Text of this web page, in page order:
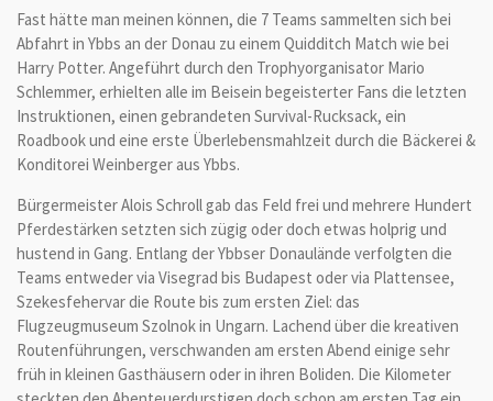
Fast hätte man meinen können, die 7 Teams sammelten sich bei
Abfahrt in Ybbs an der Donau zu einem Quidditch Match wie bei
Harry Potter. Angeführt durch den Trophyorganisator Mario
Schlemmer, erhielten alle im Beisein begeisterter Fans die letzten
Instruktionen, einen gebrandeten Survival-Rucksack, ein
Roadbook und eine erste Überlebensmahlzeit durch die Bäckerei &
Konditorei Weinberger aus Ybbs.
Bürgermeister Alois Schroll gab das Feld frei und mehrere Hundert
Pferdestärken setzten sich zügig oder doch etwas holprig und
hustend in Gang. Entlang der Ybbser Donaulände verfolgten die
Teams entweder via Visegrad bis Budapest oder via Plattensee,
Szekesfehervar die Route bis zum ersten Ziel: das
Flugzeugmuseum Szolnok in Ungarn. Lachend über die kreativen
Routenführungen, verschwanden am ersten Abend einige sehr
früh in kleinen Gasthäusern oder in ihren Boliden. Die Kilometer